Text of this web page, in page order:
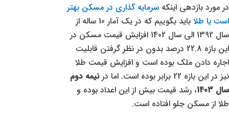
در مورد بازدهی اینکه سرمایه گذاری در مسکن بهتر
است یا طلا
باید بگوییم که در یک آمار 10 ساله از
سال 1392 الی سال 1402 افزایش قیمت مسکن در
این بازه 22.8 درصد بدون در نظر گرفتن قابلیت
اجاره دادن ملک بوده است و افزایش قیمت طلا
نیز در این بازه 22 برابر بوده است. اما در
نیمه دوم
سال 1403
، رشد قیمت بیش از این اعداد بوده و
طلا از مسکن جلو افتاده است.